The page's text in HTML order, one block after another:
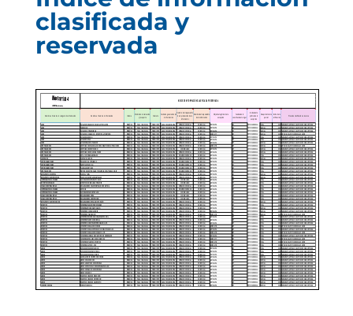
clasificada y
reservada